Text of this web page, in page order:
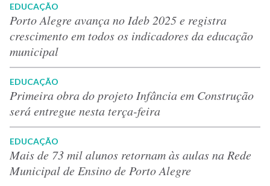
EDUCAÇÃO
Porto Alegre avança no Ideb 2025 e registra
crescimento em todos os indicadores da educação
municipal
EDUCAÇÃO
Primeira obra do projeto Infância em Construção
será entregue nesta terça-feira
EDUCAÇÃO
Mais de 73 mil alunos retornam às aulas na Rede
Municipal de Ensino de Porto Alegre